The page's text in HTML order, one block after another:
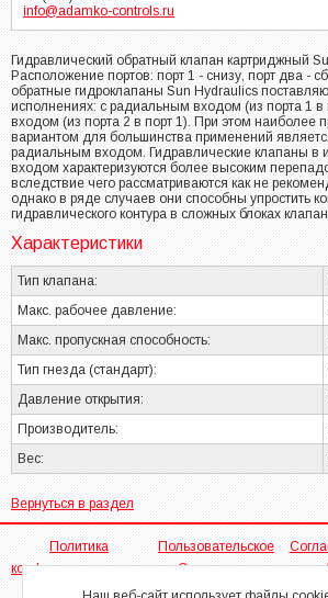
info@adamko-controls.ru
Гидравлический обратный клапан картриджный
Расположение портов: порт 1 - снизу, порт два -
обратные гидроклапаны Sun Hydraulics
исполнениях: с радиальным входом (из порта 1 в
входом (из порта 2 в порт 1). При этом наиболее
вариантом для большинства применений
радиальным входом. Гидравлические клапаны в
входом характеризуются более высоким
вследствие чего рассматриваются как не
однако в ряде случаев они способны упростить
гидравлического контура в сложных блоках
Характеристики
Тип клапана:
Макс. рабочее давление:
Макс. пропускная способность:
Тип гнезда (стандарт):
Давление открытия:
Производитель:
Вес:
Вернуться в раздел
Политика
конфиденциальности
Пользовательское
Соглашение